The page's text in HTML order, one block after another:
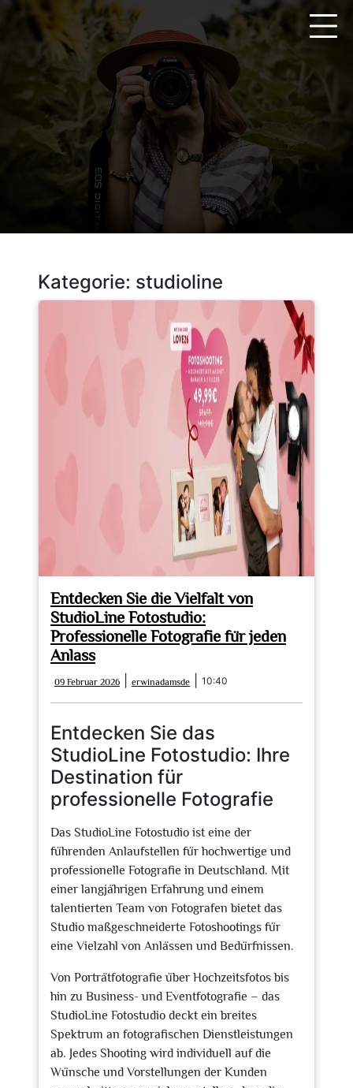
springen
Kategorie: studioline
Entdecken Sie die Vielfalt von
StudioLine Fotostudio:
Professionelle Fotografie für jeden
Anlass
09 Februar 2026
Februar
2026
erwinadamsde erwinadamsde
10:40
Entdecken Sie das
StudioLine Fotostudio: Ihre
Destination für
professionelle Fotografie
Das StudioLine Fotostudio ist eine der
führenden Anlaufstellen für hochwertige und
professionelle Fotografie in Deutschland. Mit
einer langjährigen Erfahrung und einem
talentierten Team von Fotografen bietet das
Studio maßgeschneiderte Fotoshootings für
eine Vielzahl von Anlässen und Bedürfnissen.
Von Porträtfotografie über Hochzeitsfotos bis
hin zu Business- und Eventfotografie – das
StudioLine Fotostudio deckt ein breites
Spektrum an fotografischen Dienstleistungen
ab. Jedes Shooting wird individuell auf die
Wünsche und Vorstellungen der Kunden